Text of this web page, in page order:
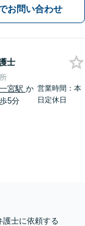
お問い合わせ
士
宮駅 か
5分
営業時間：本
日定休日
護士に依頼する